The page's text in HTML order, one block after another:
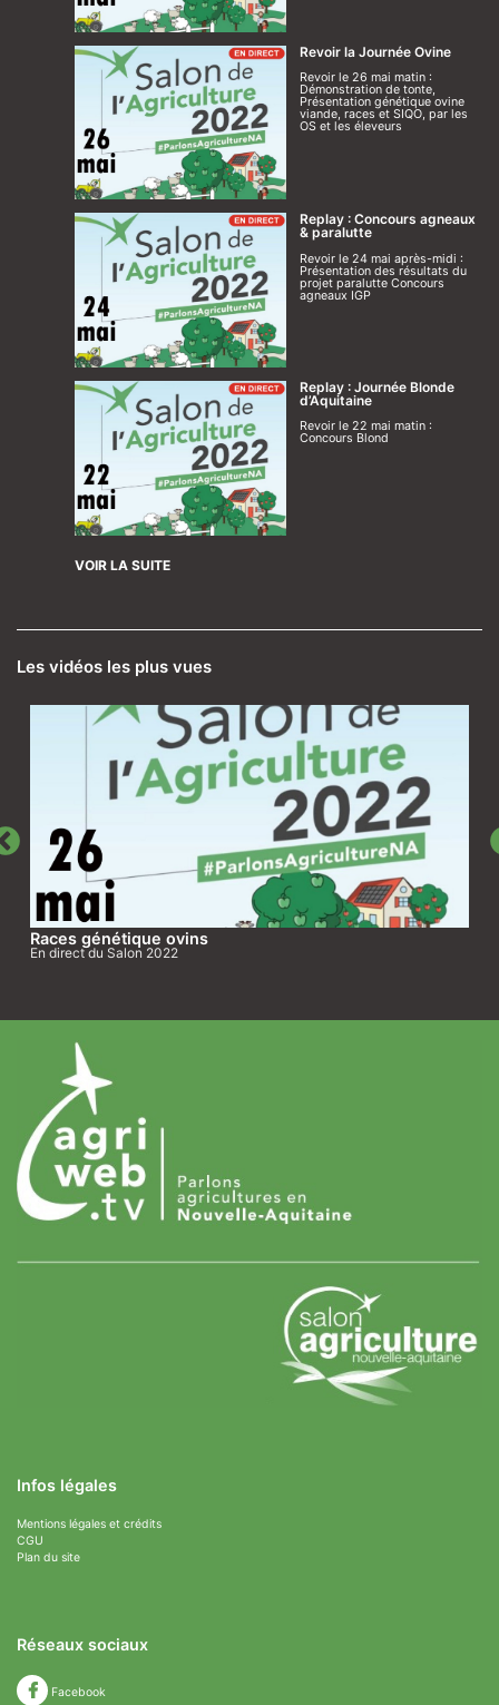
Revoir la Journée Ovine
Revoir le 26 mai matin :
Démonstration de tonte,
Présentation génétique ovine
viande, races et SIQO, par les
OS et les éleveurs
Replay : Concours agneaux
& paralutte
Revoir le 24 mai après-midi :
Présentation des résultats du
projet paralutte Concours
agneaux IGP
Replay : Journée Blonde
d’Aquitaine
Revoir le 22 mai matin :
Concours Blond
VOIR LA SUITE
Les vidéos les plus vues
Races génétique ovins
En direct du Salon 2022
Infos légales
Mentions légales et crédits
CGU
Plan du site
Réseaux sociaux
Facebook